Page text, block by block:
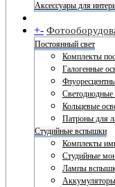
Аксессуары для
+-
Постоянный свет
Комплекты
Галогенные
Светодиодные
Кольцевые
Патроны для
Студийные вспышки
Комплекты
Студийные
Лампы